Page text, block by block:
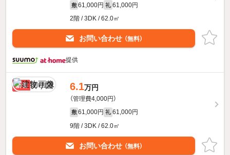
敷 61,000円 礼 61,000円
2階 / 3DK / 62.0㎡
お問い合わせ （無料）
提供
新着 6.1万円
（管理費4,000円）
敷 61,000円 礼 61,000円
9階 / 3DK / 62.0㎡
お問い合わせ （無料）